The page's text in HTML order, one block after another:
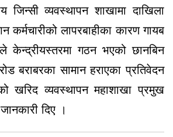
जिन्सी व्यवस्थापन शाखामा दाखिला
कर्मचारीको लापरबाहीका कारण गायब
केन्द्रीयस्तरमा गठन भएको छानबिन
बराबरका सामान हराएका प्रतिवेदन
खरिद व्यवस्थापन महाशाखा प्रमुख
दिए ।